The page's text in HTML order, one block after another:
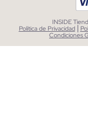
INSIDE
Política de Privacidad |
Condiciones